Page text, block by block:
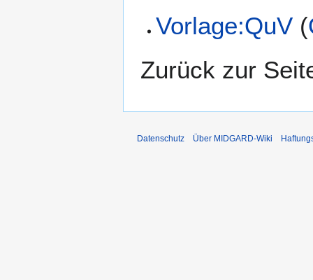
Vorlage:QuV (
Zurück zur
Datenschutz Über MIDGARD-Wiki